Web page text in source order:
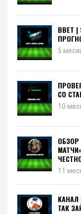
BBET
5
СО
10
11
КАНАЛ
ТАК